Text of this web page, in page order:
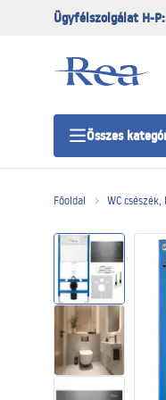
Ügyfélszolgálat H-
Összes
Zuhanyajtó
Főoldal WC